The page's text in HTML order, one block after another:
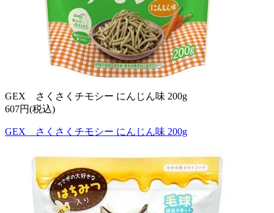
GEX さくさくチモシー にんじん味 200g
607円(税込)
GEX さくさくチモシー にんじん味 200g